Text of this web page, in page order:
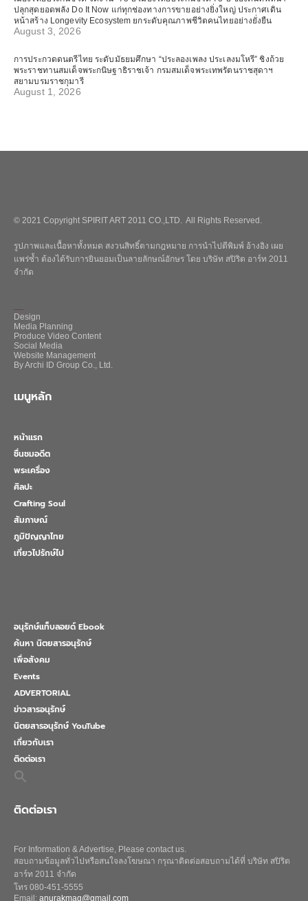
ปลุกสุดยอดพลัง Do It Now แก่ทุกช่องทางการขายอย่างยิ่งใหญ่ ประกาศเดิน
หน้าสร้าง Longevity Ecosystem ยกระดับคุณภาพชีวิตคนไทยอย่างยั่งยืน
August 3, 2026
การประกวดดนตรีไทย ระดับมัธยมศึกษา “ประลองเพลง ประเลงมโหรี” ชิงถ้วย
พระราชทานสมเด็จพระกนิษฐาธิราชเจ้า กรมสมเด็จพระเทพรัตนราชสุดาฯ
สยามบรมราชกุมารี
August 1, 2026
© 2021 Copyright SPIRIT ART 2011 CO.,LTD. All Rights Reserved.
รูปภาพและเนื้อหาทั้งหมด สงวนสิทธิ์ตามกฎหมาย การนำไปตีพิมพ์ อ้างอิง เผย
แพร่ซ้ำ ต้องได้รับการยินยอมเป็นลายลักษณ์อักษร โดย บริษัท สปิริต อาร์ท 2011
จำกัด
Design
Media Planning
Produce Video Content
Social Media
Website Management
By Archi ID Group Co., Ltd.
เมนูหลัก
หน้าแรก
ชื่นชมอดีต
พระเครื่อง
ศิลปะ
Crafting Soul
สัมภาษณ์
ภูมิปัญญาไทย
เที่ยวไปรักษ์ไป
อนุรักษ์แท็บลอยด์ Ebook
ค้นหา นิตยสารอนุรักษ์
เพื่อสังคม
Events
ADVERTORIAL
ข่าวสารอนุรักษ์
นิตยสารอนุรักษ์ YouTube
เกี่ยวกับเรา
ติดต่อเรา
Search
for:
ติดต่อเรา
For Information & Advertise, Please contact us.
สอบถามข้อมูลทั่วไปหรือสนใจลงโฆษณา กรุณาติดต่อสอบถามได้ที่ บริษัท สปิริต
อาร์ท 2011 จำกัด
โทร 080-451-5555
Email: anurakmag@gmail.com